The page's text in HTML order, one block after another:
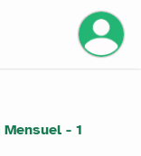
Gérez
- 1